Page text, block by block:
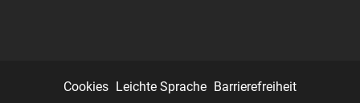
Cookies Leichte Sprache Barrierefreiheit